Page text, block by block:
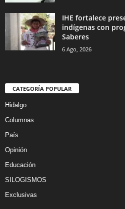
IHE fortalece
indígenas con
Saberes
6 Ago, 2026
CATEGORÍA POPULAR
Hidalgo
Columnas
País
Opinión
Educación
SILOGISMOS
Exclusivas